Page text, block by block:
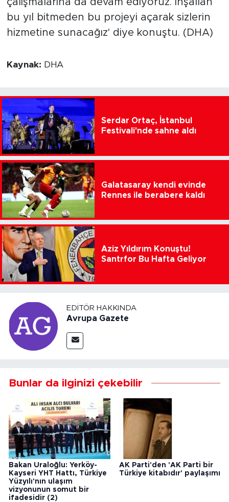
çalışmalarına da devam ediyoruz. İnşallah
bu yıl bitmeden bu projeyi açarak sizlerin
hizmetine sunacağız' diye konuştu. (DHA)
Kaynak: DHA
Serdar Ortaç, İstanbul
Festivali'nde sahne aldı
Galatasaray kendi evinde
Rennes ile berabere kaldı
Aziz Yıldırım Konuştu!
Santrfor Bu Hafta Geliyor
EDITÖR HAKKINDA
Avrupa Gazete
Bunlar da ilginizi çekebilir
Bakan Uraloğlu: Yerköy-
Kayseri YHT Hattı, Türkiye
Yüzyılı'nın ulaşım
vizyonunun somut bir
ifadesidir (2)
AK Parti'den 'AK Parti bir
Türkiye kitabıdır' paylaşımı